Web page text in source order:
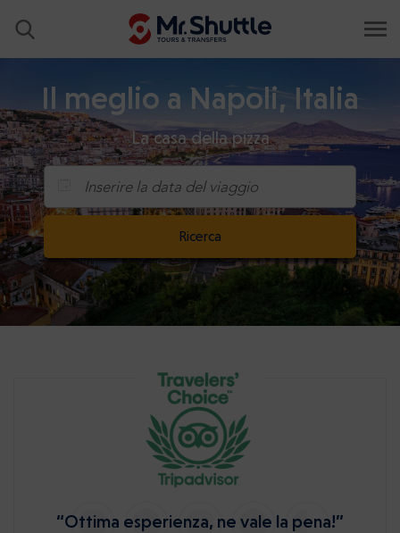
Il meglio a Napoli, Italia
La casa della pizza
Inserire la data del viaggio
Ricerca
“Ottima esperienza, ne vale la pena!”